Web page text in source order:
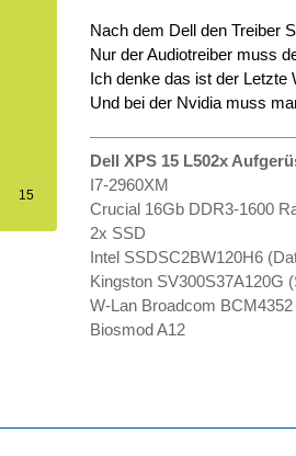
15
Nach dem Dell den Treiber
Nur der Audiotreiber muss
Ich denke das ist der Letzte
Und bei der Nvidia muss
Dell XPS 15 L502x
I7-2960XM
Crucial 16Gb DDR3-1600
2x SSD
Intel SSDSC2BW120H6
Kingston SV300S37A120G
W-Lan Broadcom BCM4352
Biosmod A12